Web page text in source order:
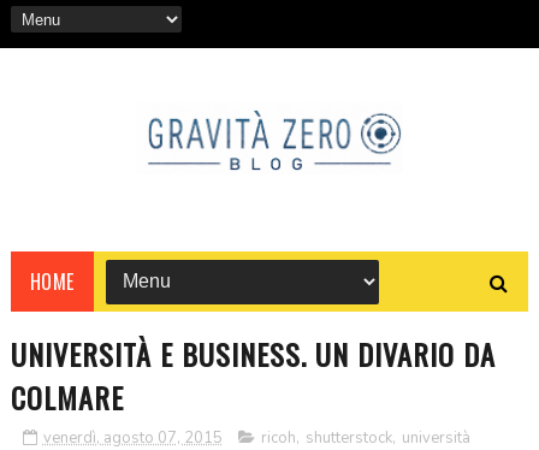
HOME
UNIVERSITÀ E BUSINESS. UN DIVARIO DA
COLMARE
venerdì, agosto 07, 2015 ricoh, shutterstock, università